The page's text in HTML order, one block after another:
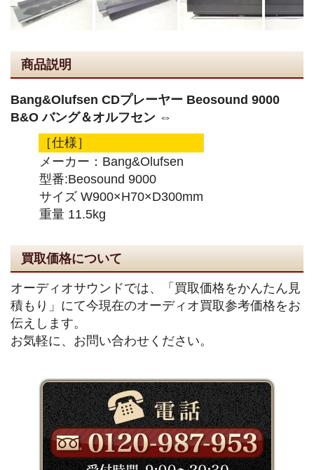
商品説明
Bang&Olufsen CDプレーヤー Beosound 9000
B&O バング＆オルフセン ⇔
［仕様］
メーカー：Bang&Olufsen
型番:Beosound 9000
サイズ W900×H70×D300mm
重量 11.5kg
買取価格について
オーディオサウンドでは、「買取価格をかんたん見
積もり」にて今現在のオーディオ買取参考価格をお
伝えします。
お気軽に、お問い合わせください。